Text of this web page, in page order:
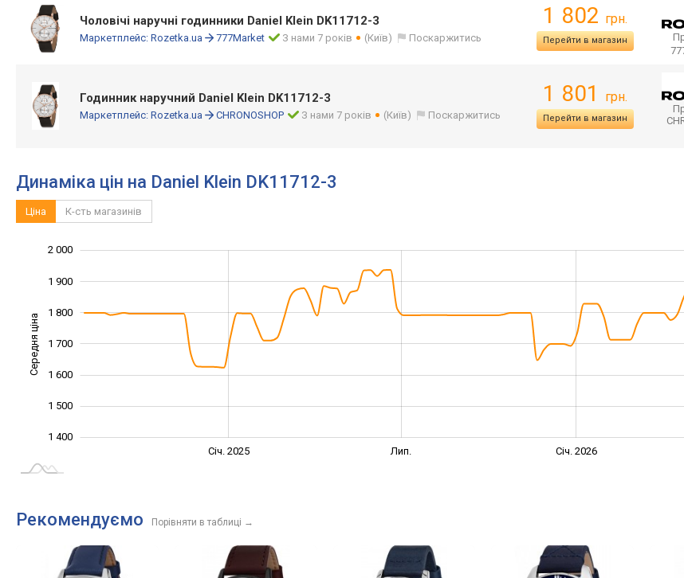
Чоловічі наручні годинники Daniel Klein DK11712-3
Маркетплейс: Rozetka.ua 777Market З нами 7 років (Київ) Поскаржитись
1 802 грн.
Перейти в магазин
Годинник наручний Daniel Klein DK11712-3
Маркетплейс: Rozetka.ua CHRONOSHOP З нами 7 років (Київ) Поскаржитись
1 801 грн.
Перейти в магазин
Динаміка цін на Daniel Klein DK11712-3
Ціна К-сть магазинів
Середня ціна 1 400
1 400
1 500
1 600
1 700
1 800
1 900
2 000
Січ. 2025 Лип. Січ. 2026
Рекомендуємо Порівняти в таблиці →